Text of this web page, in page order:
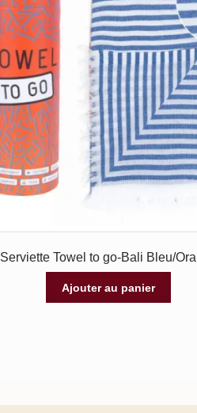
Serviette Towel to go-Bali Bleu/
Ajouter au panier